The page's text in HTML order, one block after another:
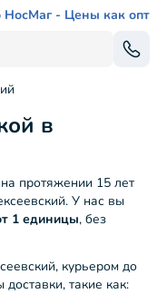
НосМаг - Цены как опт
в
протяжении 15 лет
У нас вы
1 единицы, без
курьером до
такие как: